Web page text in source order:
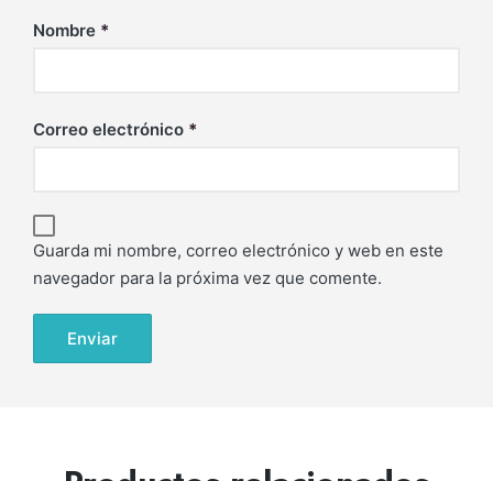
Nombre *
Correo electrónico *
Guarda mi nombre, correo electrónico y web en este
navegador para la próxima vez que comente.